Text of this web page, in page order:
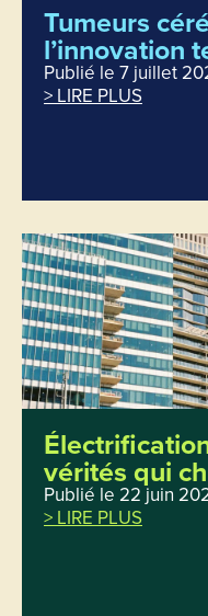
Tumeurs
l’innovation
service
toujours plus
Publié le 7 juillet
> LIRE PLUS
vérités qui
Publié le 22 juin
> LIRE PLUS